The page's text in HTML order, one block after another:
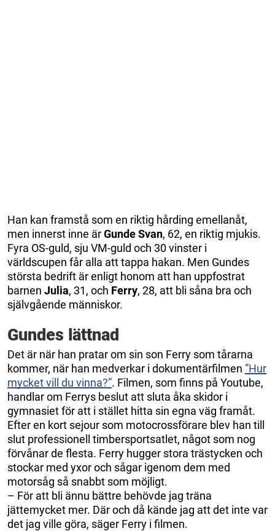
Han kan framstå som en riktig hårding emellanåt,
men innerst inne ärGunde Svan, 62, en riktig mjukis.
Fyra OS-guld, sju VM-guld och 30 vinster i
världscupen får alla att tappa hakan. Men Gundes
största bedrift är enligt honom att han uppfostrat
barnen Julia, 31, och Ferry, 28, att bli såna bra och
självgående människor.
Gundes lättnad
Det är när han pratar om sin son Ferry som tårarna
kommer, när han medverkar i dokumentärfilmen ”Hur
mycket vill du vinna?”. Filmen, som finns på Youtube,
handlar om Ferrys beslut att sluta åka skidor i
gymnasiet för att i stället hitta sin egna väg framåt.
Efter en kort sejour som motocrossförare blev han till
slut professionell timbersportsatlet, något som nog
förvånar de flesta. Ferry hugger stora trästycken och
stockar med yxor och sågar igenom dem med
motorsåg så snabbt som möjligt.
– För att bli ännu bättre behövde jag träna
jättemycket mer. Där och då kände jag att det inte var
det jag ville göra, säger Ferry i filmen.